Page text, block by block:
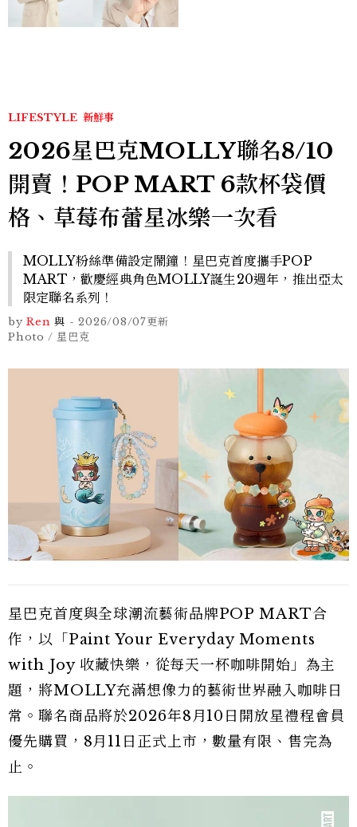
LIFESTYLE 新鮮事
2026星巴克MOLLY聯名8/10
開賣！POP MART 6款杯袋價
格、草莓布蕾星冰樂一次看
MOLLY粉絲準備設定鬧鐘！星巴克首度攜手POP
MART，歡慶經典角色MOLLY誕生20週年，推出亞太
限定聯名系列！
by Ren與 -2026/08/07更新
Photo / 星巴克
星巴克首度與全球潮流藝術品牌POP MART合
作，以「Paint Your Everyday Moments
with Joy 收藏快樂，從每天一杯咖啡開始」為主
題，將MOLLY充滿想像力的藝術世界融入咖啡日
常。聯名商品將於2026年8月10日開放星禮程會員
優先購買，8月11日正式上市，數量有限、售完為
止。